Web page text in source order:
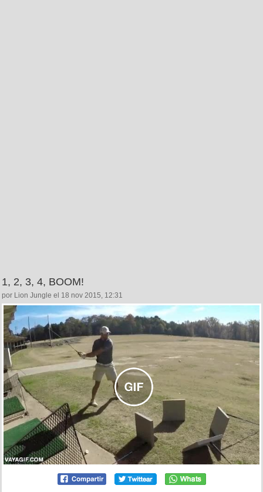
1, 2, 3, 4, BOOM!
por Lion Jungle el 18 nov 2015, 12:31